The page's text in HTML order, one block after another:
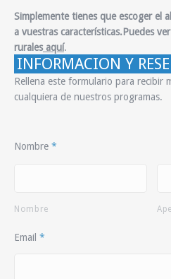
Simplemente tienes que escoger el
a vuestras características.Puedes
ruralesaquí.
INFORMACION Y
Rellena este formulario para recibir
cualquiera de nuestros programas.
Nombre *
Nombre
Email *